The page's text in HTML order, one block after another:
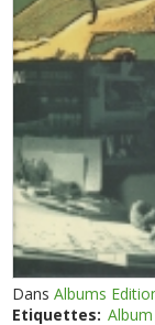
DansAlbums
Etiquettes: Album